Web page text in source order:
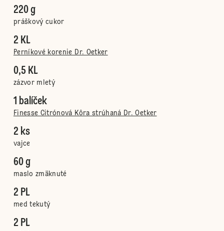
220 g
práškový cukor
2 KL
Perníkové korenie Dr. Oetker
0,5 KL
zázvor mletý
1 balíček
Finesse Citrónová Kôra strúhaná Dr. Oetker
2 ks
vajce
60 g
maslo zmäknuté
2 PL
med tekutý
2 PL